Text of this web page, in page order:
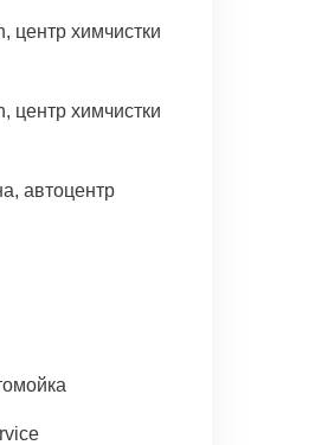
центр химчистки
центр химчистки
автоцентр